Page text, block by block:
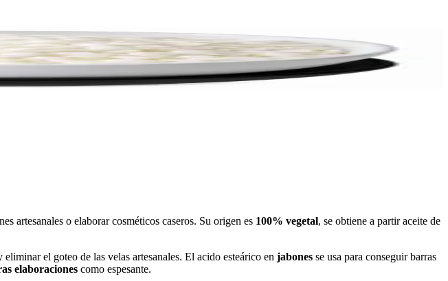
artesanales o elaborar cosméticos caseros. Su origen es 100% vegetal, se obtiene a partir aceite de
el goteo de las velas artesanales. El acido esteárico en jabones se usa para conseguir barras
elaboraciones como espesante.